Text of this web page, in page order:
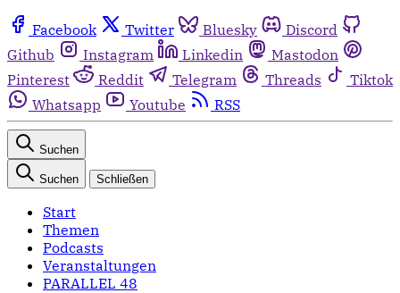
Facebook Twitter Bluesky
Discord
Github
Instagram Linkedin
Mastodon
Pinterest
Reddit Telegram Threads
Tiktok
Whatsapp
Youtube RSS
Suchen
Suchen Schließen
Start
Themen
Podcasts
Veranstaltungen
PARALLEL 48